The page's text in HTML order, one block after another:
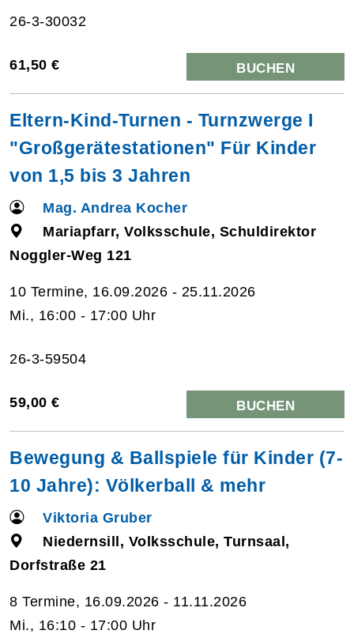
26-3-30032
61,50 € BUCHEN
Eltern-Kind-Turnen - Turnzwerge I
"Großgerätestationen" Für Kinder
von 1,5 bis 3 Jahren
Mag. Andrea Kocher
Mariapfarr, Volksschule, Schuldirektor
Noggler-Weg 121
10 Termine, 16.09.2026 - 25.11.2026
Mi., 16:00 - 17:00 Uhr
26-3-59504
59,00 € BUCHEN
Bewegung & Ballspiele für Kinder (7-
10 Jahre): Völkerball & mehr
Viktoria Gruber
Niedernsill, Volksschule, Turnsaal,
Dorfstraße 21
8 Termine, 16.09.2026 - 11.11.2026
Mi., 16:10 - 17:00 Uhr